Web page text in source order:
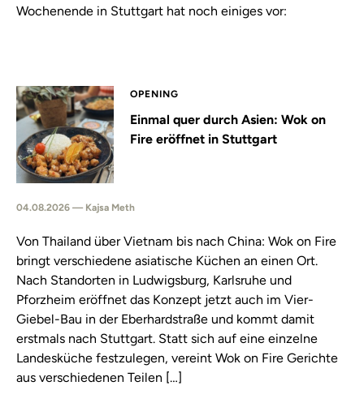
Wochenende in Stuttgart hat noch einiges vor:
OPENING
Einmal quer durch Asien: Wok on
Fire eröffnet in Stuttgart
04.08.2026 — Kajsa Meth
Von Thailand über Vietnam bis nach China: Wok on Fire
bringt verschiedene asiatische Küchen an einen Ort.
Nach Standorten in Ludwigsburg, Karlsruhe und
Pforzheim eröffnet das Konzept jetzt auch im Vier-
Giebel-Bau in der Eberhardstraße und kommt damit
erstmals nach Stuttgart. Statt sich auf eine einzelne
Landesküche festzulegen, vereint Wok on Fire Gerichte
aus verschiedenen Teilen […]